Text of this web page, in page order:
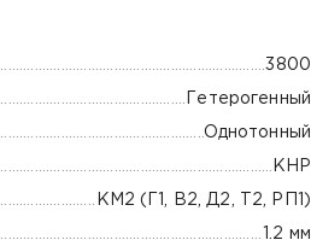
3800
Гетерогенный
Однотонный
КНР
КМ2 (Г1, В2, Д2, Т2, РП1)
1.2 мм